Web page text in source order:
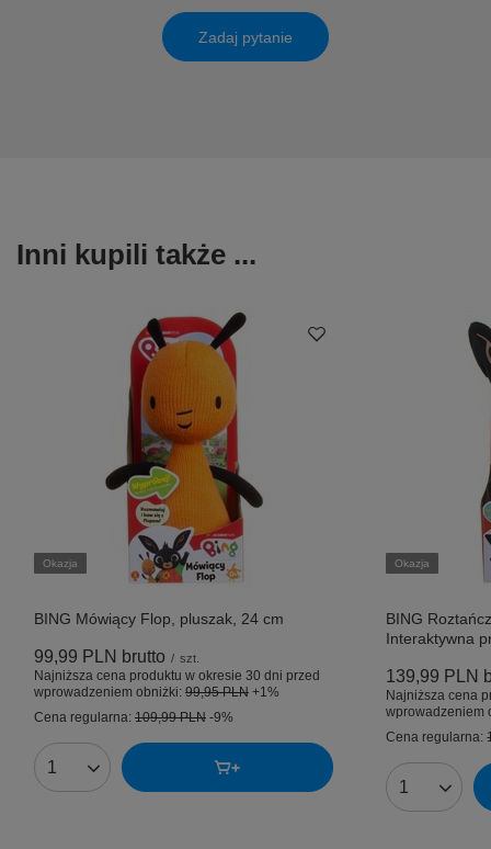
Zadaj pytanie
Inni kupili także ...
Okazja
BING Mówiący Flop, pluszak, 24 cm
99,99 PLN brutto / szt.
Najniższa cena produktu w okresie 30 dni przed
wprowadzeniem obniżki: 99,95 PLN +1%
Cena regularna: 109,99 PLN -9%
Ilość produktów
Okazja
BING
Interaktywna
139,99 PLN
Najniższa cena
wprowadzeniem
Cena regularna:
Ilość